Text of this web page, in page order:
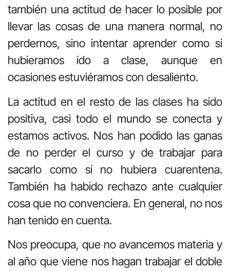
también una actitud de hacer lo posible por
llevar las cosas de una manera normal, no
perdernos, sino intentar aprender como si
hubieramos ido a clase, aunque en
ocasiones estuviéramos con desaliento.
La actitud en el resto de las clases ha sido
positiva, casi todo el mundo se conecta y
estamos activos. Nos han podido las ganas
de no perder el curso y de trabajar para
sacarlo como si no hubiera cuarentena.
También ha habido rechazo ante cualquier
cosa que no convenciera. En general, no nos
han tenido en cuenta.
Nos preocupa, que no avancemos materia y
al año que viene nos hagan trabajar el doble